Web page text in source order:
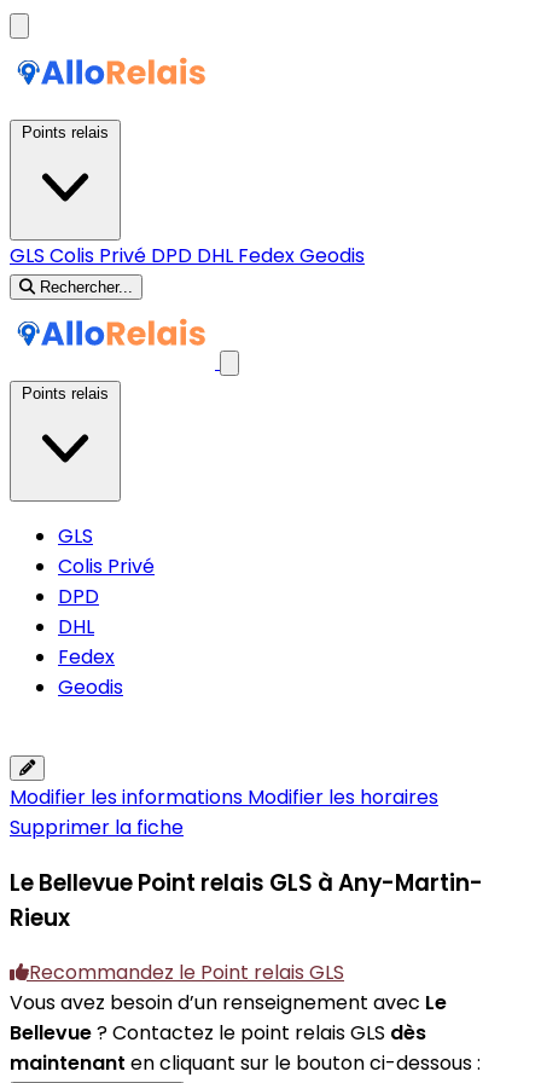
GLS Colis Privé DPD DHL FedexGeodis
Rechercher...
GLS
Colis Privé
DPD
DHL
Fedex
Geodis
Modifier les informations Modifier les horaires
Supprimer la fiche
Le BellevuePoint relais GLS à Any-Martin-
Rieux
Recommandez le Point relais GLS
Vous avez besoin d’un renseignement avec Le
Bellevue? Contactez le point relais GLS dès
maintenant en cliquant sur le bouton ci-dessous :